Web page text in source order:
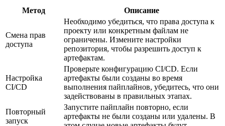
Метод Описание
Смена прав
доступа
Необходимо убедиться, что права доступа к
проекту или конкретным файлам не
ограничены. Измените настройки
репозитория, чтобы разрешить доступ к
артефактам.
Настройка
CI/CD
Проверьте конфигурацию CI/CD. Если
артефакты были созданы во время
выполнения пайплайнов, убедитесь, что они
задействованы в правильных этапах.
Повторный
запуск
Запустите пайплайн повторно, если
артефакты не были созданы или удалены. В